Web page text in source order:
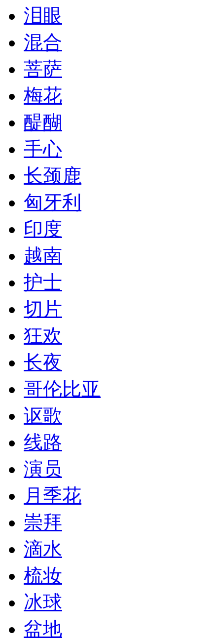
泪眼
混合
菩萨
梅花
醍醐
手心
长颈鹿
匈牙利
印度
越南
护士
切片
狂欢
长夜
哥伦比亚
讴歌
线路
演员
月季花
崇拜
滴水
梳妆
冰球
盆地